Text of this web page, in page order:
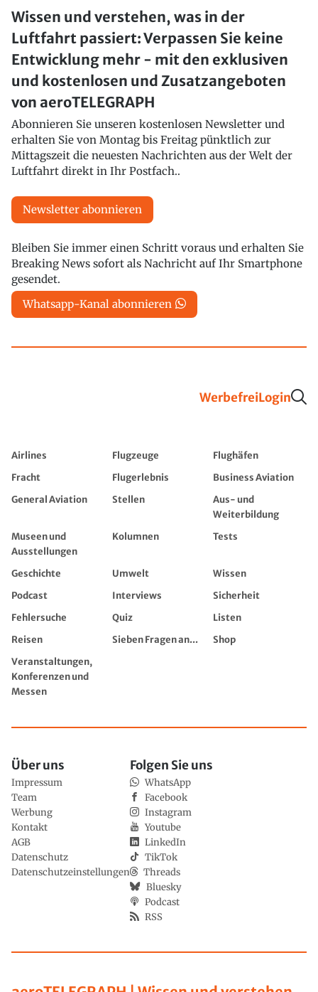
Wissen und verstehen, was in der
Luftfahrt passiert: Verpassen Sie keine
Entwicklung mehr - mit den exklusiven
und kostenlosen und Zusatzangeboten
von aeroTELEGRAPH
Abonnieren Sie unseren kostenlosen Newsletter und
erhalten Sie von Montag bis Freitag pünktlich zur
Mittagszeit die neuesten Nachrichten aus der Welt der
Luftfahrt direkt in Ihr Postfach..
Newsletter abonnieren
Bleiben Sie immer einen Schritt voraus und erhalten Sie
Breaking News sofort als Nachricht auf Ihr Smartphone
gesendet.
Whatsapp-Kanal abonnieren
WerbefreiLogin
Airlines Flugzeuge
Flughäfen
Fracht
Flugerlebnis
Business Aviation
General Aviation
Stellen
Aus- und
Weiterbildung
Museen und
Ausstellungen
Kolumnen Tests
Geschichte Umwelt
Wissen
Podcast
Interviews
Sicherheit
Fehlersuche
Quiz
Listen
Reisen
Sieben Fragen an...
Shop
Veranstaltungen,
Konferenzen und
Messen
Über uns
Impressum
Team
Werbung
Kontakt
AGB
Datenschutz
Datenschutzeinstellungen
Folgen Sie uns
WhatsApp
Facebook
Instagram
Youtube
LinkedIn
TikTok
Threads
Bluesky
Podcast
RSS